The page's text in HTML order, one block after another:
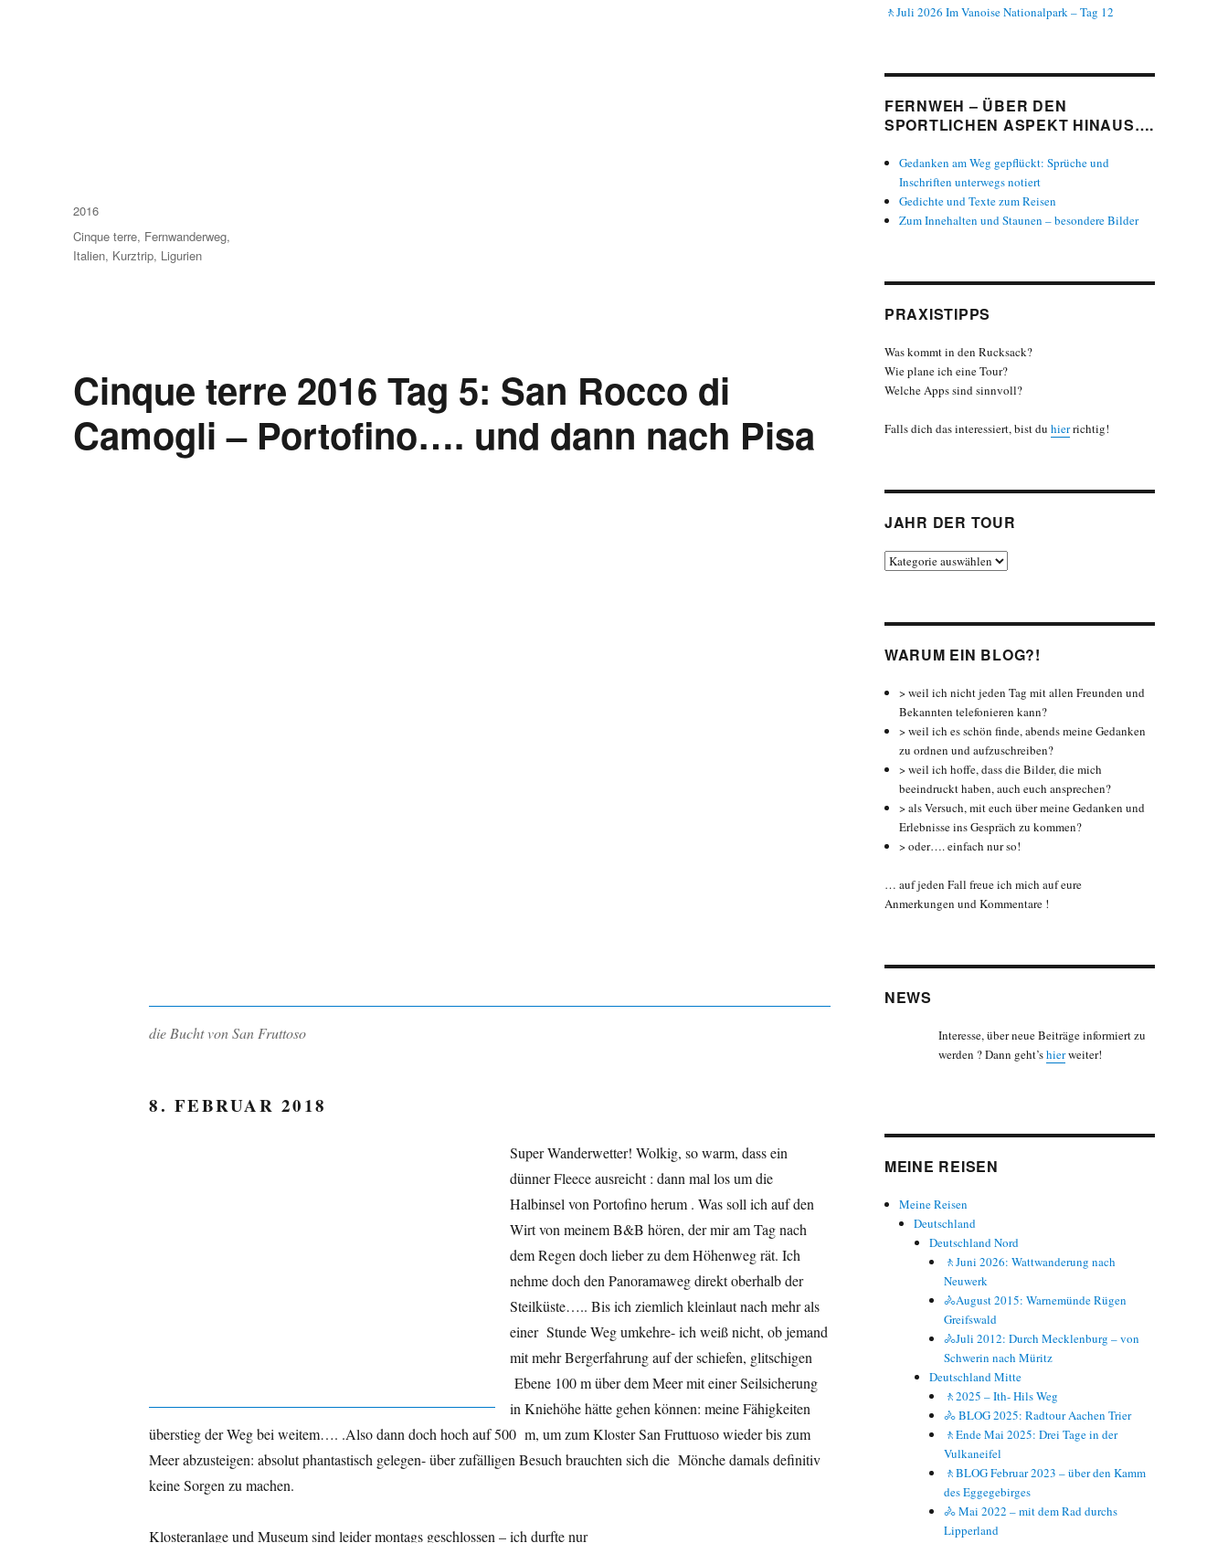
Kategorien
2016
Schlagwörter
Cinque terre, Fernwanderweg,
Italien, Kurztrip, Ligurien
Cinque terre 2016 Tag 5: San Rocco di
Camogli – Portofino…. und dann nach Pisa
die Bucht von San Fruttoso
8. FEBRUAR 2018
Super Wanderwetter! Wolkig, so warm, dass ein
dünner Fleece ausreicht : dann mal los um die
Halbinsel von Portofino herum . Was soll ich auf den
Wirt von meinem B&B hören, der mir am Tag nach
dem Regen doch lieber zu dem Höhenweg rät. Ich
nehme doch den Panoramaweg direkt oberhalb der
Steilküste….. Bis ich ziemlich kleinlaut nach mehr als
einer Stunde Weg umkehre- ich weiß nicht, ob jemand
mit mehr Bergerfahrung auf der schiefen, glitschigen
Ebene 100 m über dem Meer mit einer Seilsicherung
in Kniehöhe hätte gehen können: meine Fähigkeiten
überstieg der Weg bei weitem…. .Also dann doch hoch auf 500 m, um zum Kloster San Fruttuoso wieder bis zum
Meer abzusteigen: absolut phantastisch gelegen- über zufälligen Besuch brauchten sich die Mönche damals definitiv
keine Sorgen zu machen.
Klosteranlage und Museum sind leider montags geschlossen – ich durfte nur
🚶Juli 2026 Im Vanoise Nationalpark – Tag 12
FERNWEH – ÜBER DEN
SPORTLICHEN ASPEKT HINAUS….
Gedanken am Weg gepflückt: Sprüche und
Inschriften unterwegs notiert
Gedichte und Texte zum Reisen
Zum Innehalten und Staunen – besondere Bilder
PRAXISTIPPS
Was kommt in den Rucksack?
Wie plane ich eine Tour?
Welche Apps sind sinnvoll?
Falls dich das interessiert, bist du hierrichtig!
JAHR DER TOUR
Jahr
WARUM EIN BLOG?!
> weil ich nicht jeden Tag mit allen Freunden und
Bekannten telefonieren kann?
> weil ich es schön finde, abends meine Gedanken
zu ordnen und aufzuschreiben?
> weil ich hoffe, dass die Bilder, die mich
beeindruckt haben, auch euch ansprechen?
> als Versuch, mit euch über meine Gedanken und
Erlebnisse ins Gespräch zu kommen?
> oder…. einfach nur so!
… auf jeden Fall freue ich mich auf eure
Anmerkungen und Kommentare !
NEWS
Interesse, über neue Beiträge informiert zu
werden ? Dann geht’shierweiter!
MEINE REISEN
Meine Reisen
Deutschland
Deutschland Nord
🚶Juni 2026: Wattwanderung nach
Neuwerk
🚴August 2015: Warnemünde Rügen
Greifswald
🚴Juli 2012: Durch Mecklenburg – von
Schwerin nach Müritz
Deutschland Mitte
🚶2025 – Ith- Hils Weg
🚴 BLOG 2025: Radtour Aachen Trier
🚶Ende Mai 2025: Drei Tage in der
Vulkaneifel
🚶BLOG Februar 2023 – über den Kamm
des Eggegebirges
🚴 Mai 2022 – mit dem Rad durchs
Lipperland